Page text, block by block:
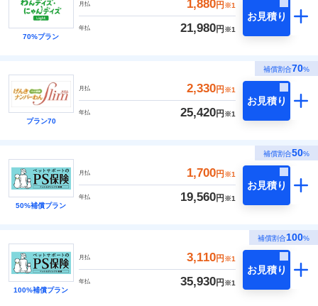
70%プラン
月払 1,880円 ※1
年払 21,980円 ※1
お見積り
補償割合70%
プラン70
月払 2,330円 ※1
年払 25,420円 ※1
お見積り
補償割合50%
50%補償プラン
月払 1,700円 ※1
年払 19,560円 ※1
お見積り
補償割合100%
100%補償プラン
月払 3,110円 ※1
年払 35,930円 ※1
お見積り